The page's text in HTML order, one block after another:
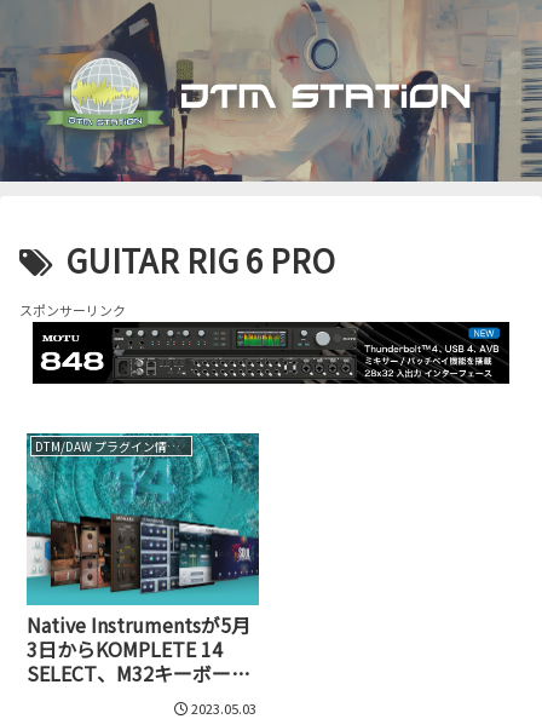
GUITAR RIG 6 PRO
スポンサーリンク
DTM/DAW プラグイン情報（VST AU AAX）
Native Instrumentsが5月
3日からKOMPLETE 14
SELECT、M32キーボー
ド、GUITAR RIG 6 PROの
2023.05.03